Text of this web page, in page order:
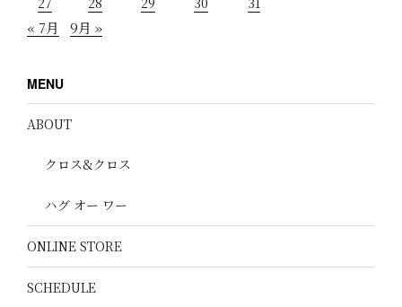
« 7月 9月 »
MENU
ABOUT
クロス&クロス
ハグ オー ワー
ONLINE STORE
SCHEDULE